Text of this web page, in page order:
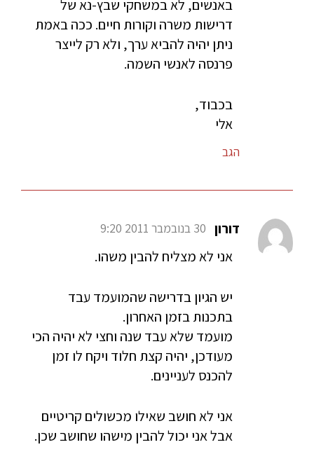
באנשים, לא במשחקי שבץ-נא של
דרישות משרה וקורות חיים. ככה באמת
ניתן יהיה להביא ערך, ולא רק לייצר
פרנסה לאנשי השמה.
בכבוד,
אלי
הגב
דורון 30 בנובמבר 2011 9:20
אני לא מצליח להבין משהו.
יש הגיון בדרישה שהמועמד עבד
בתכנות בזמן האחרון.
מועמד שלא עבד שנה וחצי לא יהיה הכי
מעודכן, יהיה קצת חלוד ויקח לו זמן
להכנס לעניינים.
אני לא חושב שאילו מכשולים קריטיים
אבל אני יכול להבין מישהו שחושב שכן.